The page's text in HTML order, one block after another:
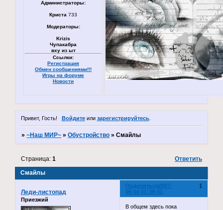
Администраторы:
Криста 733
Модераторы:
Krizis
Чупакабра
вху из ыт
Ссылки:
Регистрация
Обмен сообщениями!!!
Игры на форуме
Новости
Привет, Гость! Войдитеили зарегистрируйтесь.
»~Наш МИР~ »Обустройство »Смайлы
Смайлы
Страница:1 Ответить
Поделиться 1
2007-
06-04 01:39:41
Леди-листопад
Приезжий
В общем здесь пока